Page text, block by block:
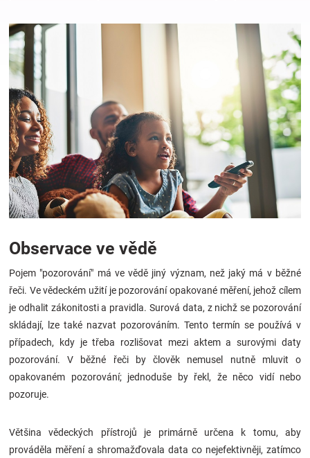
Hračky
a
zábava
pro
děti
oblečení
Novinky
Značky
Blog
Přihlášení
Observace ve vědě
Pojem "pozorování" má ve vědě jiný význam, než jaký má v běžné
řeči. Ve vědeckém užití je pozorování opakované měření, jehož cílem
je odhalit zákonitosti a pravidla. Surová data, z nichž se pozorování
skládají, lze také nazvat pozorováním. Tento termín se používá v
případech, kdy je třeba rozlišovat mezi aktem a surovými daty
pozorování. V běžné řeči by člověk nemusel nutně mluvit o
opakovaném pozorování; jednoduše by řekl, že něco vidí nebo
pozoruje.
Většina vědeckých přístrojů je primárně určena k tomu, aby
prováděla měření a shromažďovala data co nejefektivněji, zatímco